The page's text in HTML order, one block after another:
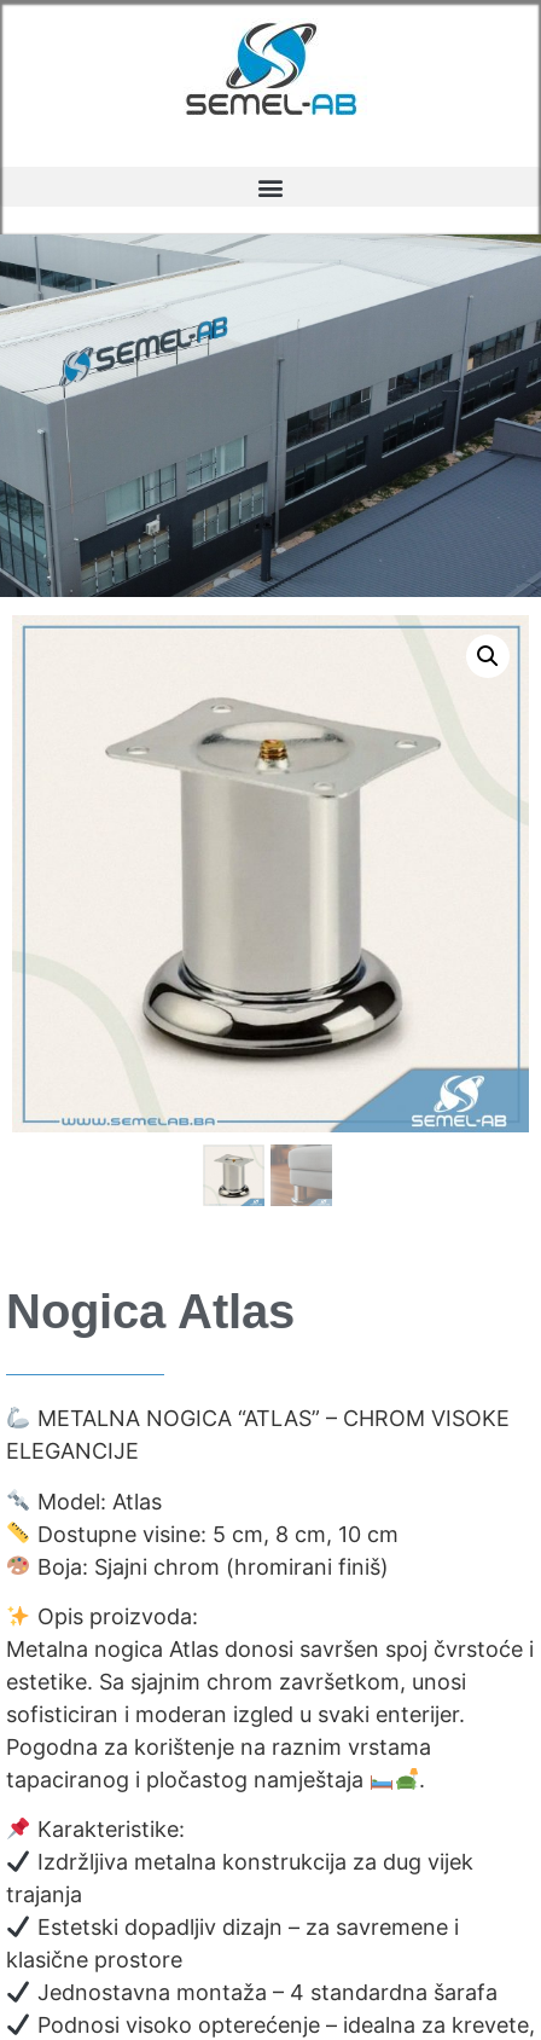
Nogica Atlas
METALNA NOGICA “ATLAS” – CHROM VISOKE
ELEGANCIJE
Model: Atlas
Dostupne visine: 5 cm, 8 cm, 10 cm
Boja: Sjajni chrom (hromirani finiš)
Opis proizvoda:
Metalna nogica Atlas donosi savršen spoj čvrstoće i
estetike. Sa sjajnim chrom završetkom, unosi
sofisticiran i moderan izgled u svaki enterijer.
Pogodna za korištenje na raznim vrstama
tapaciranog i pločastog namještaja
.
Karakteristike:
Izdržljiva metalna konstrukcija za dug vijek
trajanja
Estetski dopadljiv dizajn – za savremene i
klasične prostore
Jednostavna montaža – 4 standardna šarafa
Podnosi visoko opterećenje – idealna za krevete,